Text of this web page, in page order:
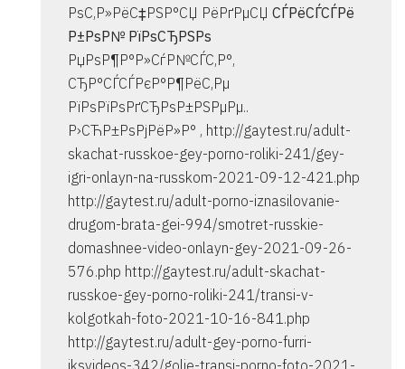
РѕС‚Р»РёС‡РЅР°СЏ РёРґРµСЏ СЃРёСЃСЃРё
Р±РѕР№ РїРѕСЂРЅРѕ
РџРѕР¶Р°Р»СѓР№СЃС‚Р°,
СЂР°СЃСЃРєР°Р¶РёС‚Рµ
РїРѕРїРѕРґСЂРѕР±РЅРµРµ..
Р›СЋР±РѕРјРёР»Р° , http://gaytest.ru/adult-
skachat-russkoe-gey-porno-roliki-241/gey-
igri-onlayn-na-russkom-2021-09-12-421.php
http://gaytest.ru/adult-porno-iznasilovanie-
drugom-brata-gei-994/smotret-russkie-
domashnee-video-onlayn-gey-2021-09-26-
576.php http://gaytest.ru/adult-skachat-
russkoe-gey-porno-roliki-241/transi-v-
kolgotkah-foto-2021-10-16-841.php
http://gaytest.ru/adult-gey-porno-furri-